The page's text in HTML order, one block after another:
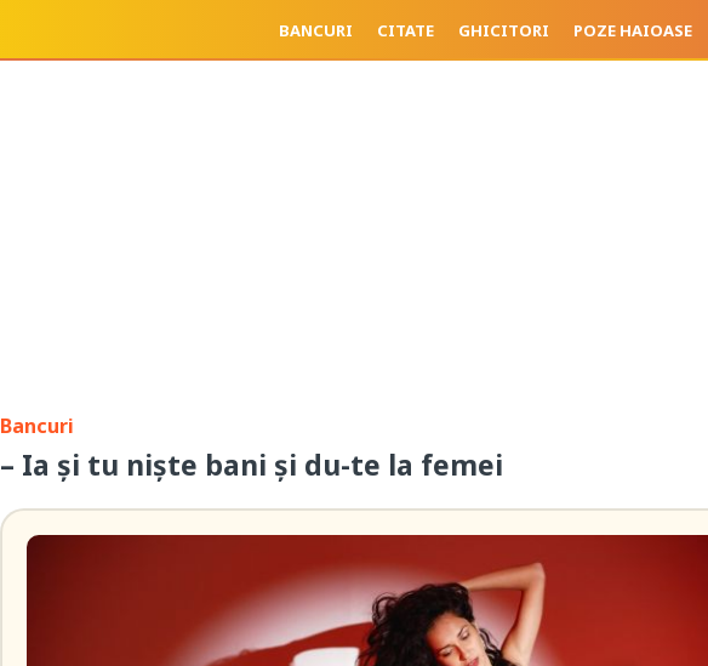
BANCURI CITATE GHICITORI POZE HAIOASE
Bancuri
– Ia și tu niște bani și du-te la femei